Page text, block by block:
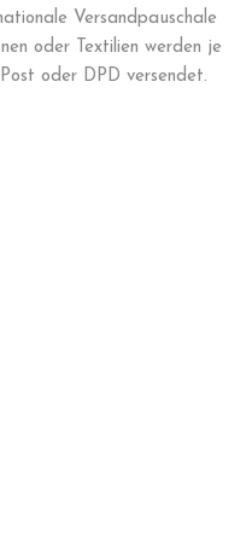
Versandpauschale
oder Textilien werden je
oder DPD versendet.